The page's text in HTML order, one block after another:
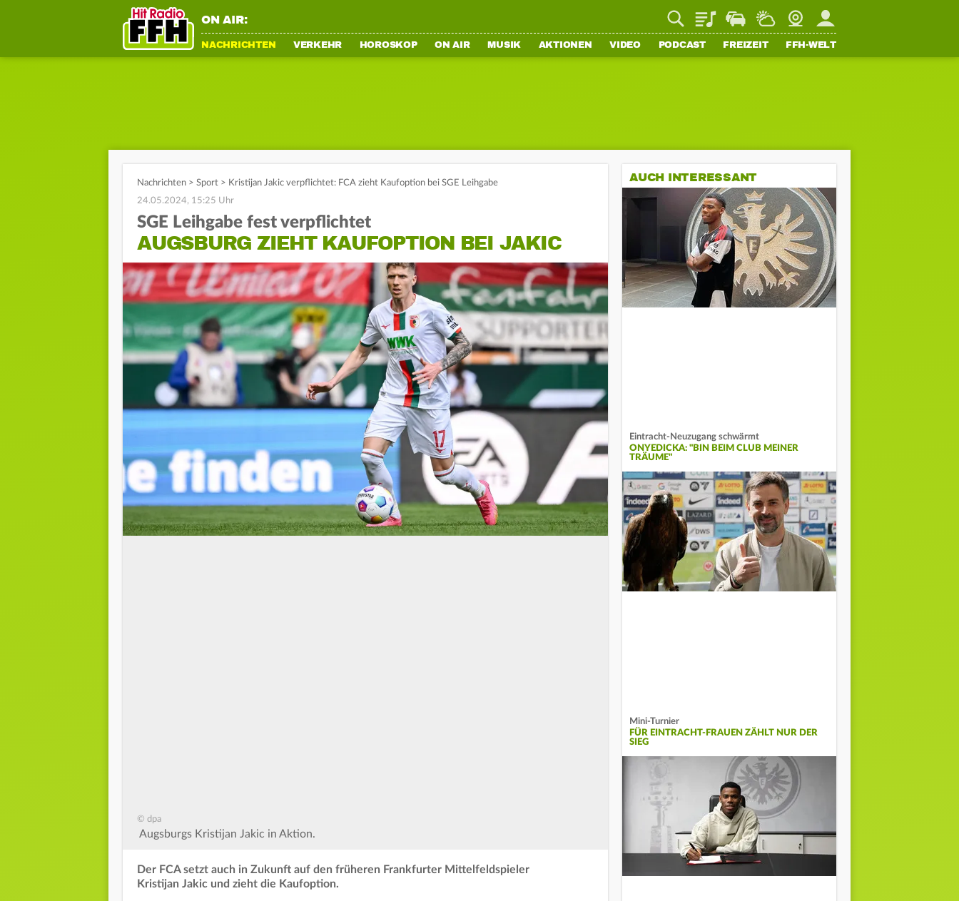
ON AIR: PlaylistStaupilotWetterWebcamMein FFH
NACHRICHTEN VERKEHR HOROSKOP ON AIR MUSIK AKTIONEN VIDEO PODCAST FREIZEIT FFH-WELT
Nachrichten > Sport > Kristijan Jakic verpflichtet: FCA zieht Kaufoption bei SGE Leihgabe
24.05.2024, 15:25 Uhr
SGE Leihgabe fest verpflichtet
AUGSBURG ZIEHT KAUFOPTION BEI JAKIC
© dpa
Augsburgs Kristijan Jakic in Aktion.
Der FCA setzt auch in Zukunft auf den früheren Frankfurter Mittelfeldspieler
Kristijan Jakic und zieht die Kaufoption.
AUCH INTERESSANT
Eintracht-Neuzugang schwärmt
ONYEDICKA: "BIN BEIM CLUB MEINER
TRÄUME"
Mini-Turnier
FÜR EINTRACHT-FRAUEN ZÄHLT NUR DER
SIEG